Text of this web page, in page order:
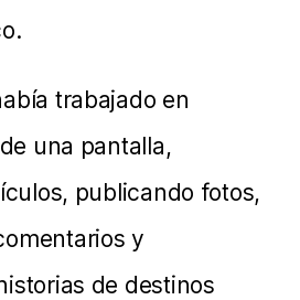
trabajado en
una pantalla,
publicando fotos,
y
de destinos